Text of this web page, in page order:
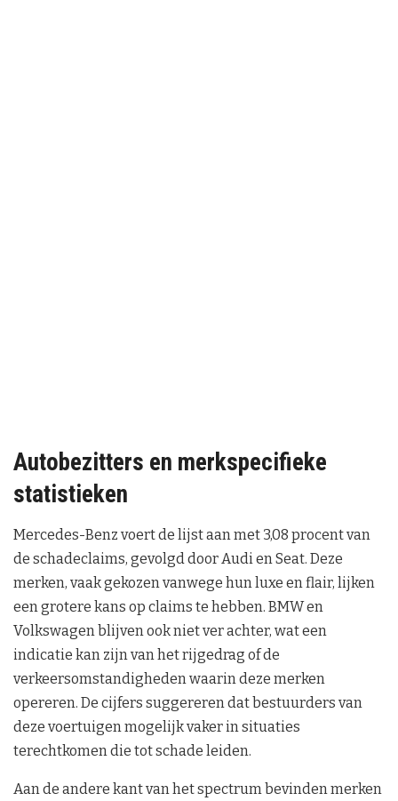
Autobezitters en merkspecifieke
statistieken
Mercedes-Benz voert de lijst aan met 3,08 procent van
de schadeclaims, gevolgd door Audi en Seat. Deze
merken, vaak gekozen vanwege hun luxe en flair, lijken
een grotere kans op claims te hebben. BMW en
Volkswagen blijven ook niet ver achter, wat een
indicatie kan zijn van het rijgedrag of de
verkeersomstandigheden waarin deze merken
opereren. De cijfers suggereren dat bestuurders van
deze voertuigen mogelijk vaker in situaties
terechtkomen die tot schade leiden.
Aan de andere kant van het spectrum bevinden merken